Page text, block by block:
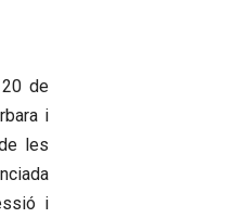
de
i
les
i